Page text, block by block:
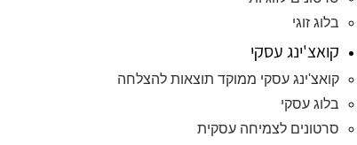
בלוג זוגי
קואצ'ינג עסקי
קואצ'ינג עסקי ממוקד תוצאות להצלחה
בלוג עסקי
סרטונים לצמיחה עסקית